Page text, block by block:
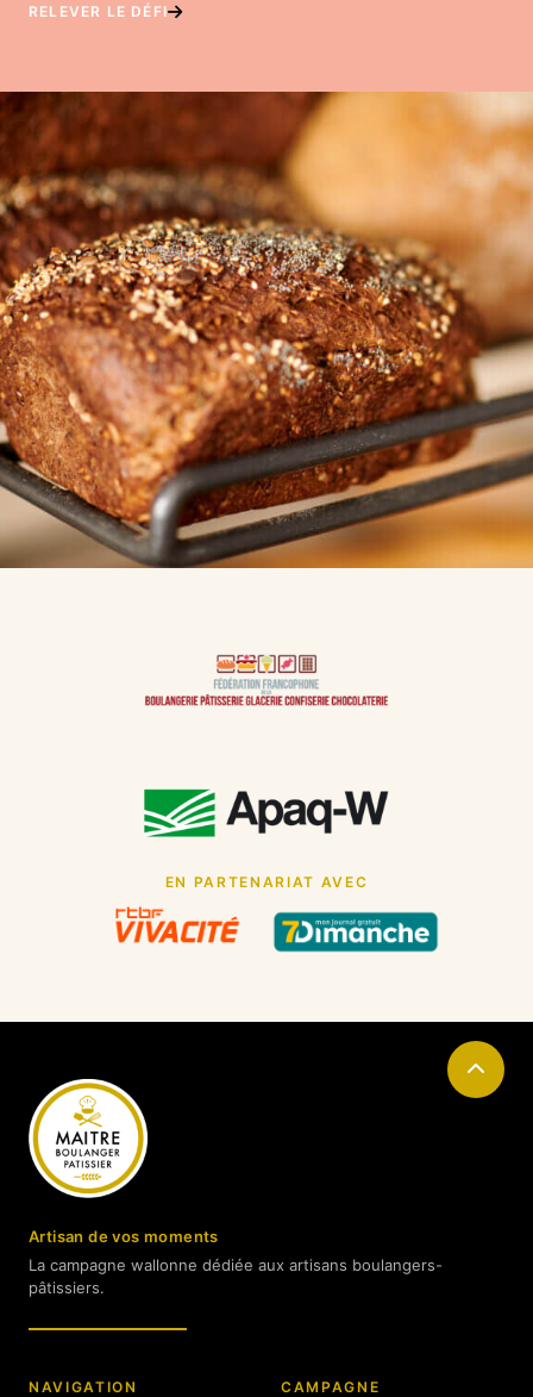
RELEVER LE DÉFI
EN PARTENARIAT AVEC
Artisan de vos moments
La campagne wallonne dédiée aux artisans boulangers-
pâtissiers.
NAVIGATION CAMPAGNE